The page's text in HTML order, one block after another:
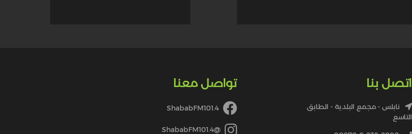
اتصل بنا
نابلس - مجمع البلدية - الطابق
التاسع
تواصل معنا
ShababFM101.4
@ShababFM101.4